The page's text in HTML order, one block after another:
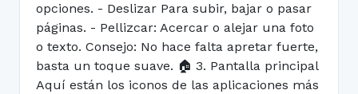
opciones. - Deslizar Para subir, bajar o pasar
páginas. - Pellizcar: Acercar o alejar una foto
o texto. Consejo: No hace falta apretar fuerte,
basta un toque suave. 🏠 3. Pantalla principal
Aquí están los iconos de las aplicaciones más